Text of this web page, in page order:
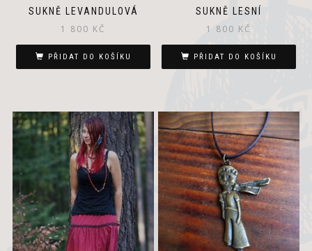
SUKNĚ LEVANDULOVÁ
1 800 KČ
PŘIDAT DO KOŠÍKU
SUKNĚ LESNÍ
1 800 KČ
PŘIDAT DO KOŠÍKU